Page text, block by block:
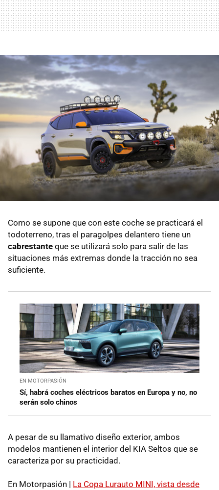
Como se supone que con este coche se practicará el
todoterreno, tras el paragolpes delantero tiene un
cabrestante que se utilizará solo para salir de las
situaciones más extremas donde la tracción no sea
suficiente.
EN MOTORPASIÓN
Sí, habrá coches eléctricos baratos en Europa y no, no
serán solo chinos
A pesar de su llamativo diseño exterior, ambos
modelos mantienen el interior del KIA Seltos que se
caracteriza por su practicidad.
En Motorpasión | La Copa Lurauto MINI, vista desde